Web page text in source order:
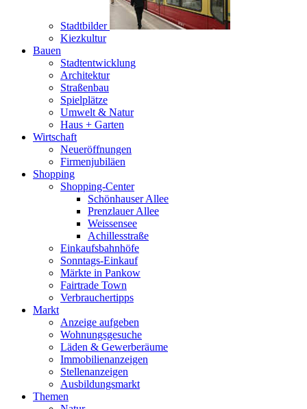
Stadtbilder
Kiezkultur
Bauen
Stadtentwicklung
Architektur
Straßenbau
Spielplätze
Umwelt & Natur
Haus + Garten
Wirtschaft
Neueröffnungen
Firmenjubiläen
Shopping
Shopping-Center
Schönhauser Allee
Prenzlauer Allee
Weissensee
Achillesstraße
Einkaufsbahnhöfe
Sonntags-Einkauf
Märkte in Pankow
Fairtrade Town
Verbrauchertipps
Markt
Anzeige aufgeben
Wohnungsgesuche
Läden & Gewerberäume
Immobilienanzeigen
Stellenanzeigen
Ausbildungsmarkt
Themen